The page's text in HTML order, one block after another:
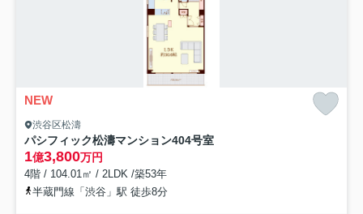
NEW
渋谷区松濤
パシフィック松濤マンション404号室
1億3,800万円
4階 / 104.01㎡ / 2LDK /築53年
半蔵門線「渋谷」駅 徒歩8分